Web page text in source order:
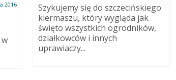
2016
Szykujemy się do szczecińskiego
kiermaszu, który wygląda jak
święto wszystkich ogrodników,
działkowców i innych
uprawiaczy...